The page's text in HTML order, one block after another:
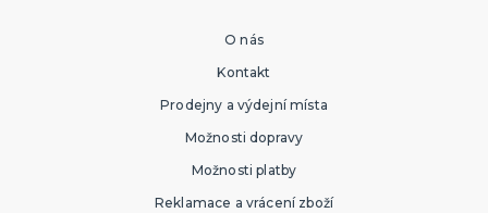
O nás
Kontakt
Prodejny a výdejní místa
Možnosti dopravy
Možnosti platby
Reklamace a vrácení zboží